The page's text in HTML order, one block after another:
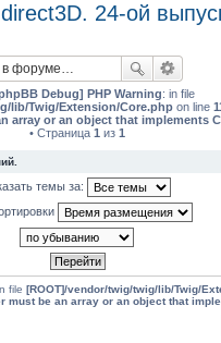
24-ой
Debug] PHP Warning: in file
lib/Twig/Extension/Core.php on line
array or an object that implements
• Страница 1 из 1
темы за:
file [ROOT]/vendor/twig/twig/lib/Twig/
must be an array or an object that